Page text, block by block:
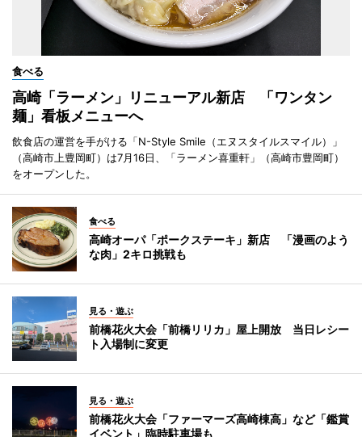
食べる
高崎「ラーメン」リニューアル新店 「ワンタン
麺」看板メニューへ
飲食店の運営を手がける「N-Style Smile（エヌスタイルスマイル）」
（高崎市上豊岡町）は7月16日、「ラーメン喜重軒」（高崎市豊岡町）
をオープンした。
食べる
高崎オーパ「ポークステーキ」新店 「漫画のよう
な肉」2キロ挑戦も
見る・遊ぶ
前橋花火大会「前橋リリカ」屋上開放 当日レシー
ト入場制に変更
見る・遊ぶ
前橋花火大会「ファーマーズ高崎棟高」など「鑑賞
イベント」臨時駐車場も